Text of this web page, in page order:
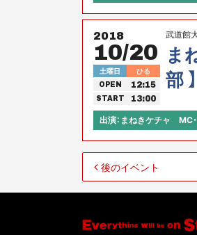
2018
10/20
土曜日 ひる
OPEN 12:15
START 13:00
武道館
ま
部 】
出演：まねきケチャ MC
後のイベント